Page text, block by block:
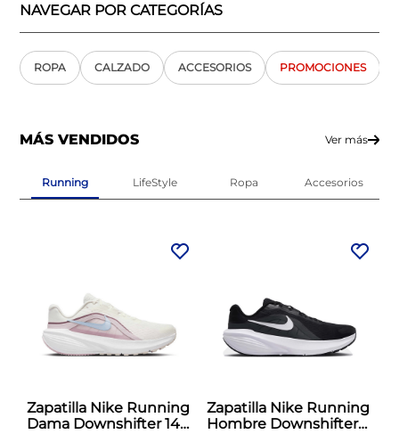
NAVEGAR POR CATEGORÍAS
ROPA CALZADO ACCESORIOS PROMOCIONES
MÁS VENDIDOS Ver más
Running LifeStyle Ropa Accesorios
Zapatilla Nike Running
Dama Downshifter 14
Zapatilla Nike Running
Hombre Downshifter